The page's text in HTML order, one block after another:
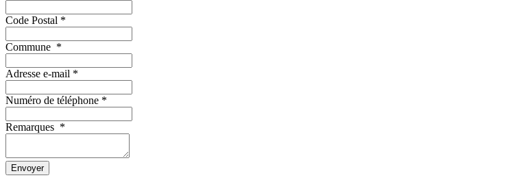
Code Postal *
Commune *
Adresse e-mail *
Numéro de téléphone *
Remarques *
Envoyer